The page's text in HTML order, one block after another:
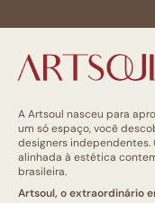
A Artsoul nasceu para
um só espaço, você
designers independentes.
alinhada à estética
brasileira.
Artsoul, o extraordinário